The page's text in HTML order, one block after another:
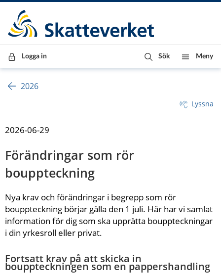
Till innehåll
Till navigationen
Till chattrobot
Logga in Sök Meny
2026
Lyssna
2026-06-29
Förändringar som rör
bouppteckning
Nya krav och förändringar i begrepp som rör
bouppteckning börjar gälla den 1 juli. Här har vi samlat
information för dig som ska upprätta bouppteckningar
i din yrkesroll eller privat.
Fortsatt krav på att skicka in
bouppteckningen som en pappershandling